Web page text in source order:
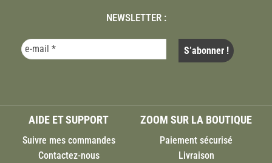
NEWSLETTER :
AIDE ET SUPPORT
Suivre mes commandes
Contactez-nous
ZOOM SUR LA BOUTIQUE
Paiement sécurisé
Livraison